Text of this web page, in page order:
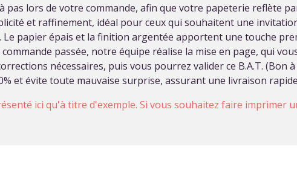
pas lors de votre commande, afin que votre papeterie reflète
et raffinement, idéal pour ceux qui souhaitent une
papier épais et la finition argentée apportent une touche
passée, notre équipe réalise la mise en page, qui
nécessaires, puis vous pourrez valider ce B.A.T. (Bon
et évite toute mauvaise surprise, assurant une livraison
ici qu'à titre d'exemple. Si vous souhaitez faire imprimer